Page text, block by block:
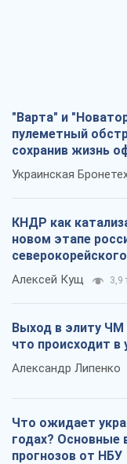
"Варта" и
пулеметный
сохранив жизнь
Украинская
КНДР как
новом этапе
Алексей Кущ 3,9
Выход в элиту
что происходит в
Александр Липенко
Что ожидает
годах? Основные
прогнозов от НБУ